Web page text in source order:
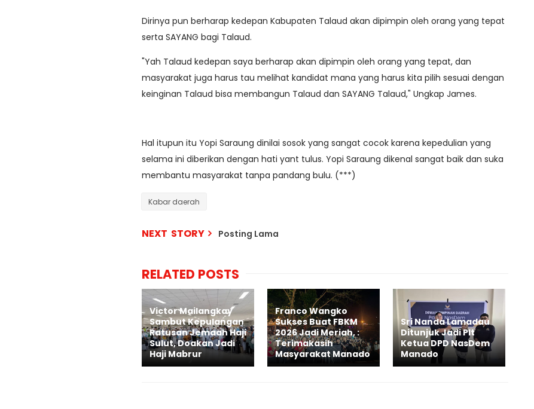
Dirinya pun berharap kedepan Kabupaten Talaud akan dipimpin oleh orang yang tepat
serta SAYANG bagi Talaud.
"Yah Talaud kedepan saya berharap akan dipimpin oleh orang yang tepat, dan
masyarakat juga harus tau melihat kandidat mana yang harus kita pilih sesuai dengan
keinginan Talaud bisa membangun Talaud dan SAYANG Talaud," Ungkap James.
Hal itupun itu Yopi Saraung dinilai sosok yang sangat cocok karena kepedulian yang
selama ini diberikan dengan hati yant tulus. Yopi Saraung dikenal sangat baik dan suka
membantu masyarakat tanpa pandang bulu. (***)
Kabar daerah
NEXT STORY Posting Lama
RELATED POSTS
Victor Mailangkay
Sambut Kepulangan
Ratusan Jemaah Haji
Sulut, Doakan Jadi
Haji Mabrur
Franco Wangko
Sukses Buat FBKM
2026 Jadi Meriah, :
Terimakasih
Masyarakat Manado
Sri Nanda Lamadau
Ditunjuk Jadi Plt
Ketua DPD NasDem
Manado